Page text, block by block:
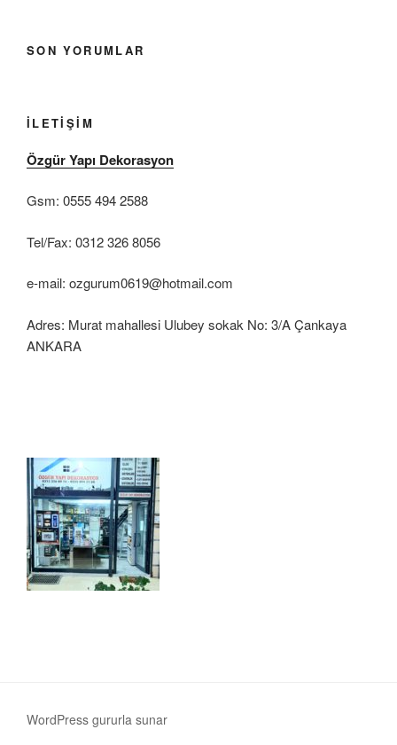
SON YORUMLAR
İLETIŞIM
Özgür Yapı Dekorasyon
Gsm: 0555 494 2588
Tel/Fax: 0312 326 8056
e-mail: ozgurum0619@hotmail.com
Adres: Murat mahallesi Ulubey sokak No: 3/A Çankaya
ANKARA
WordPress gururla sunar